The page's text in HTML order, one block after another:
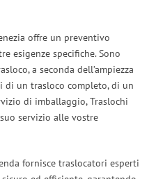
offre un preventivo
esigenze specifiche. Sono
a seconda dell’ampiezza
di un trasloco completo, di un
di imballaggio, Traslochi
servizio alle vostre
fornisce traslocatori esperti